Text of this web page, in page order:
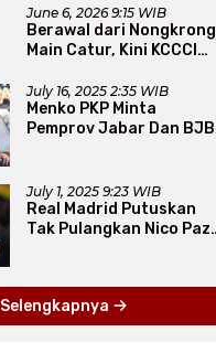
June 6, 2026 9:15 WIB
Berawal dari Nongkrong
Main Catur, Kini KCCCI
July 16, 2025 2:35 WIB
Menko PKP Minta
Pemprov Jabar Dan BJB
July 1, 2025 9:23 WIB
Real Madrid Putuskan
Tak Pulangkan Nico Paz
Selengkapnya